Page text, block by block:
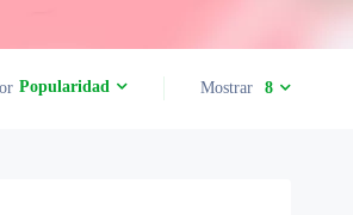
Popularidad Mostrar 8